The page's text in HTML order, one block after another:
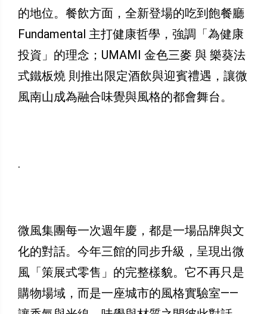
的地位。餐飲方面，全新登場的吃到飽餐廳
Fundamental 主打健康哲學，強調「為健康
投資」的理念；UMAMI 金色三麥 與 樂葵法
式鐵板燒 則推出限定酒飲與迎賓禮遇，讓微
風南山成為融合味覺與風格的都會舞台。
.
微風集團每一次週年慶，都是一場品牌與文
化的對話。今年三館的同步升級，呈現出微
風「策展式零售」的完整樣貌。它不再只是
購物場域，而是一座城市的風格實驗室——